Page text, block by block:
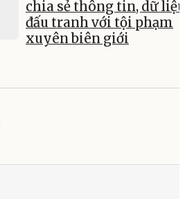
chia sẻ thông tin, dữ liệu
đấu tranh với tội phạm
xuyên biên giới